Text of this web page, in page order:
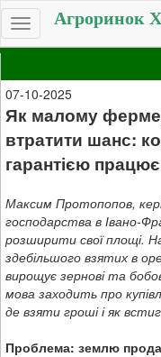
Toggle
navigation
Агроринок
07-10-2025
Як малому
втратити шанс:
гарантією працює
Максим Протопопов,
господарства в Івано-
розширити свої площі.
здебільшого взятих в
вирощує зернові та
мова заходить про
де взяти гроші і як
Проблема: землю